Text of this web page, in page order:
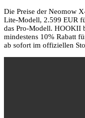
Die Preise der Neomow
Lite-Modell, 2.599 EUR
das Pro-Modell. HOOKII
mindestens 10% Rabatt
ab sofort im offiziellen